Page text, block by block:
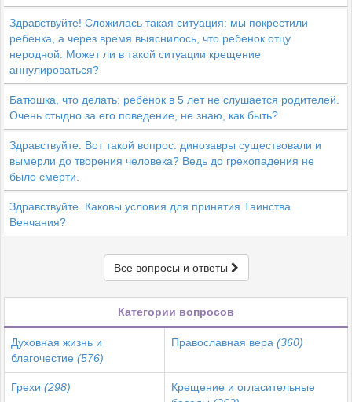
Здравствуйте! Сложилась такая ситуация: мы покрестили
ребенка, а через время выяснилось, что ребенок отцу
неродной. Может ли в такой ситуации крещение
аннулироваться?
Батюшка, что делать: ребёнок в 5 лет не слушается родителей.
Очень стыдно за его поведение, не знаю, как быть?
Здравствуйте. Вот такой вопрос: динозавры существовали и
вымерли до творения человека? Ведь до грехопадения не
было смерти.
Здравствуйте. Каковы условия для принятия Таинства
Венчания?
Все вопросы и ответы
Категории вопросов
Духовная жизнь и
благочестие (576)
Православная вера (360)
Грехи (298)
Крещение и огласительные